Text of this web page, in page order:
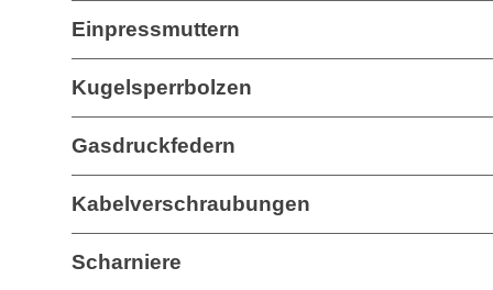
Einpressmuttern
Kugelsperrbolzen
Gasdruckfedern
Kabelverschraubungen
Scharniere